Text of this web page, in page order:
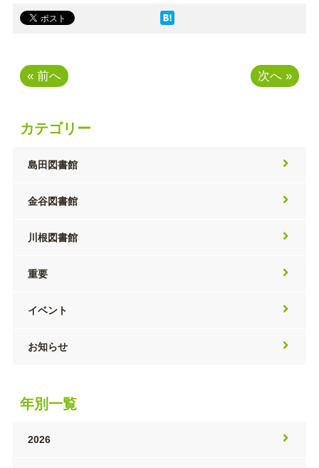
« 前へ 次へ »
カテゴリー
島田図書館
金谷図書館
川根図書館
重要
イベント
お知らせ
年別一覧
2026